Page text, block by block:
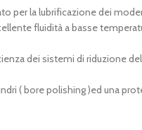
per la lubrificazione dei
fluidità a basse
dei sistemi di riduzione
( bore polishing )ed una